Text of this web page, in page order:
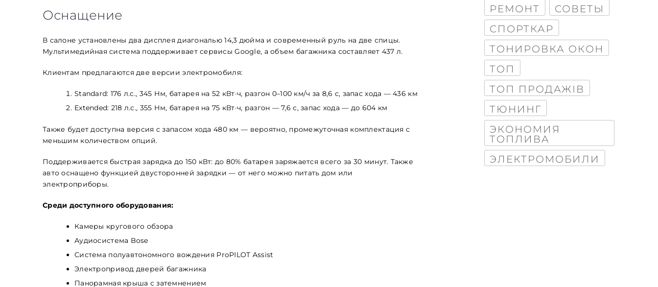
Оснащение
В салоне установлены два дисплея диагональю 14,3 дюйма и современный руль на две спицы.
Мультимедийная система поддерживает сервисы Google, а объем багажника составляет 437 л.
Клиентам предлагаются две версии электромобиля:
Standard: 176 л.с., 345 Нм, батарея на 52 кВт·ч, разгон 0–100 км/ч за 8,6 с, запас хода — 436 км
Extended: 218 л.с., 355 Нм, батарея на 75 кВт·ч, разгон — 7,6 с, запас хода — до 604 км
Также будет доступна версия с запасом хода 480 км — вероятно, промежуточная комплектация с
меньшим количеством опций.
Поддерживается быстрая зарядка до 150 кВт: до 80% батарея заряжается всего за 30 минут. Также
авто оснащено функцией двусторонней зарядки — от него можно питать дом или
электроприборы.
Среди доступного оборудования:
Камеры кругового обзора
Аудиосистема Bose
Система полуавтономного вождения ProPILOT Assist
Электропривод дверей багажника
Панорамная крыша с затемнением
РЕМОНТ
СОВЕТЫ
СПОРТКАР
ТОНИРОВКА ОКОН
ТОП
ТОП ПРОДАЖІВ
ТЮНИНГ
ЭКОНОМИЯ
ТОПЛИВА
ЭЛЕКТРОМОБИЛИ